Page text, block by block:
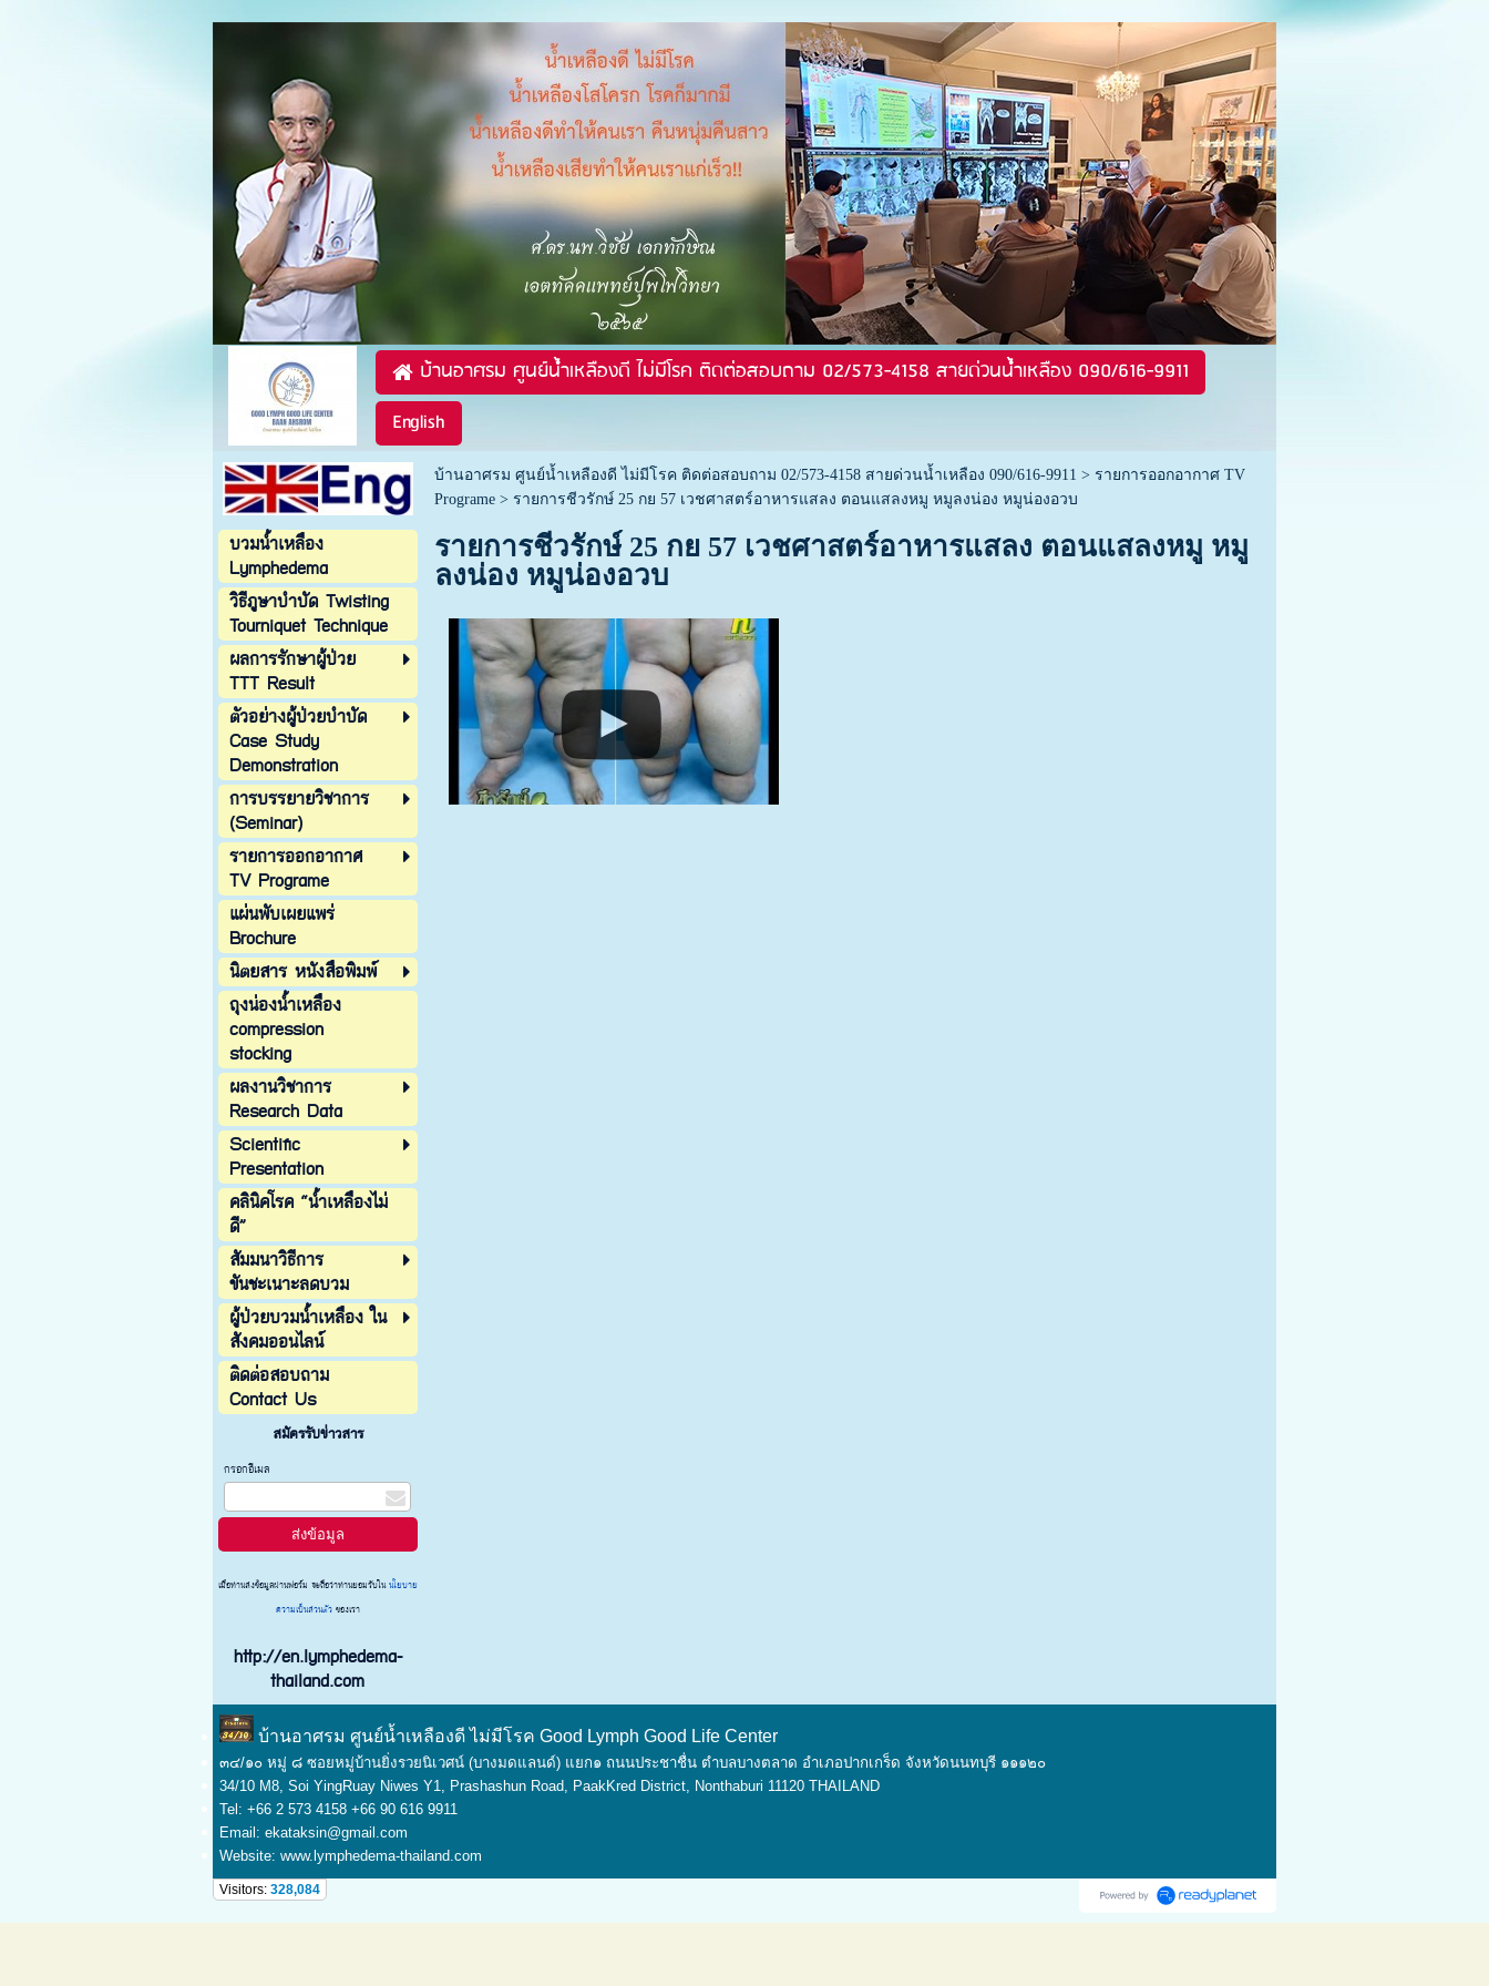
บ้านอาศรม ศูนย์น้ำเหลืองดี ไม่มีโรค ติดต่อสอบถาม 02/573-4158 สายด่วนน้ำเหลือง 090/616-9911
English
บวมน้ำเหลือง
Lymphedema
วิธีภูษาบำบัด Twisting
Tourniquet Technique
ผลการรักษาผู้ป่วย
TTT Result
ตัวอย่างผู้ป่วยบำบัด
Case Study
Demonstration
การบรรยายวิชาการ
(Seminar)
รายการออกอากาศ
TV Programe
แผ่นพับเผยแพร่
Brochure
นิตยสาร หนังสือพิมพ์
ถุงน่องน้ำเหลือง
compression
stocking
ผลงานวิชาการ
Research Data
Scientific
Presentation
คลินิคโรค “น้ำเหลืองไม่
ดี”
สัมมนาวิธีการ
ขันชะเนาะลดบวม
ผู้ป่วยบวมน้ำเหลือง ใน
สังคมออนไลน์
ติดต่อสอบถาม
Contact Us
สมัครรับข่าวสาร
กรอกอีเมล
เมื่อท่านส่งข้อมูลผ่านฟอร์ม จะถือว่าท่านยอมรับในนโยบาย
ความเป็นส่วนตัว ของเรา
http://en.lymphedema-
thailand.com
บ้านอาศรม ศูนย์น้ำเหลืองดี ไม่มีโรค ติดต่อสอบถาม 02/573-4158 สายด่วนน้ำเหลือง 090/616-9911 > รายการออกอากาศ TV
Programe> รายการชีวรักษ์ 25 กย 57 เวชศาสตร์อาหารแสลง ตอนแสลงหมู หมูลงน่อง หมูน่องอวบ
รายการชีวรักษ์ 25 กย 57 เวชศาสตร์อาหารแสลง ตอนแสลงหมู หมู
ลงน่อง หมูน่องอวบ
บ้านอาศรม ศูนย์น้ำเหลืองดี ไม่มีโรค Good Lymph Good Life Center
๓๔/๑๐ หมู่ ๘ ซอยหมู่บ้านยิ่งรวยนิเวศน์ (บางมดแลนด์) แยก๑ ถนนประชาชื่น ตำบลบางตลาด อำเภอปากเกร็ด จังหวัดนนทบุรี ๑๑๑๒๐
34/10 M8, Soi YingRuay Niwes Y1, Prashashun Road, PaakKred District, Nonthaburi 11120 THAILAND
Tel: +66 2 573 4158 +66 90 616 9911
Email: ekataksin@gmail.com
Website: www.lymphedema-thailand.com
Visitors: 328,084